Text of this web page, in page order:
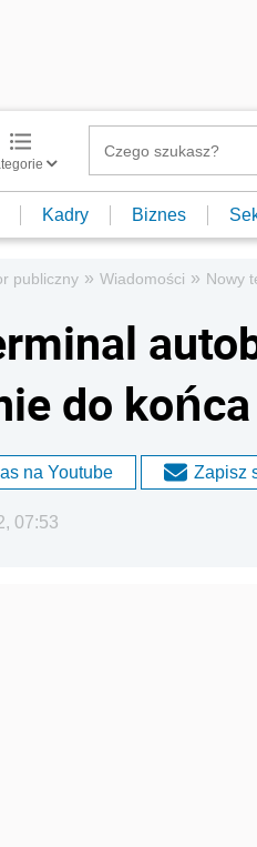
Kadry Biznes
publiczny » Wiadomości » Nowy
do
na Youtube Zapisz
07:53